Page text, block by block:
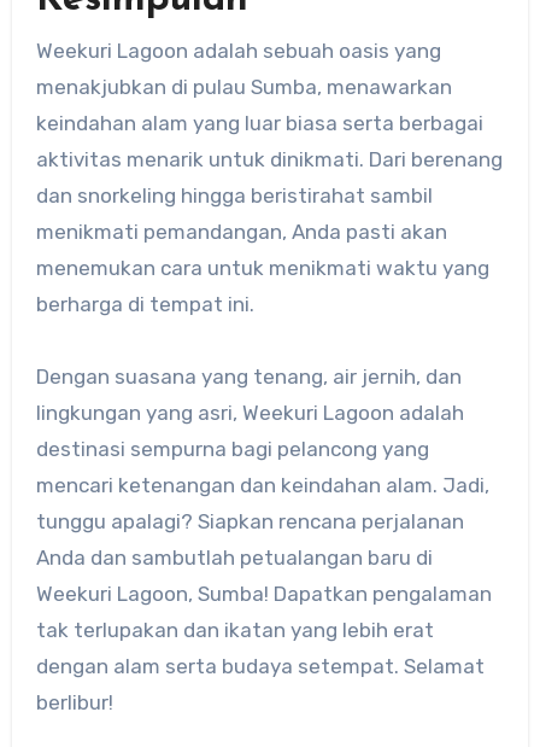
​Weekuri Lagoon adalah sebuah oasis yang
menakjubkan di pulau Sumba, menawarkan
keindahan alam yang luar biasa serta berbagai
aktivitas menarik untuk dinikmati.​ Dari berenang
dan snorkeling hingga beristirahat sambil
menikmati pemandangan, Anda pasti akan
menemukan cara untuk menikmati waktu yang
berharga di tempat ini.
Dengan suasana yang tenang, air jernih, dan
lingkungan yang asri, Weekuri Lagoon adalah
destinasi sempurna bagi pelancong yang
mencari ketenangan dan keindahan alam. Jadi,
tunggu apalagi? Siapkan rencana perjalanan
Anda dan sambutlah petualangan baru di
Weekuri Lagoon, Sumba! Dapatkan pengalaman
tak terlupakan dan ikatan yang lebih erat
dengan alam serta budaya setempat. Selamat
berlibur!